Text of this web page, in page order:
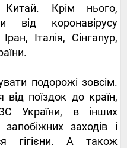
Китай. Крім нього,
від коронавірусу
Італія, Сінгапур,
подорожі зовсім.
поїздок до країн,
України, в інших
заходів і
гігієни. А також